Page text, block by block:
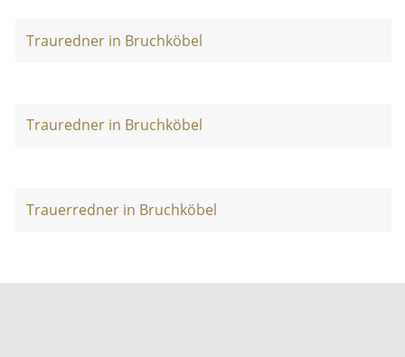
Trauredner in Bruchköbel
Trauredner in Bruchköbel
Trauerredner in Bruchköbel